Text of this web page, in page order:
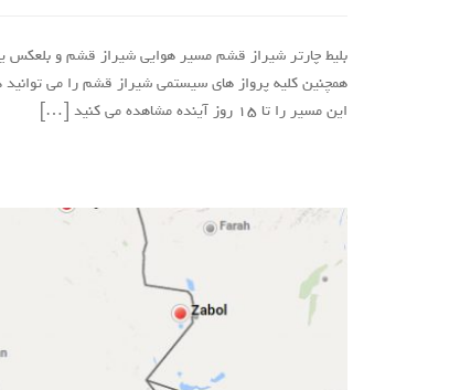
بلیط چارتر شیراز قشم مسیر هوایی شیراز قشم و بلعکس
همچنین کلیه پرواز های سیستمی شیراز قشم را می
این مسیر را تا ۱۵ روز آینده مشاهده می کنید […]